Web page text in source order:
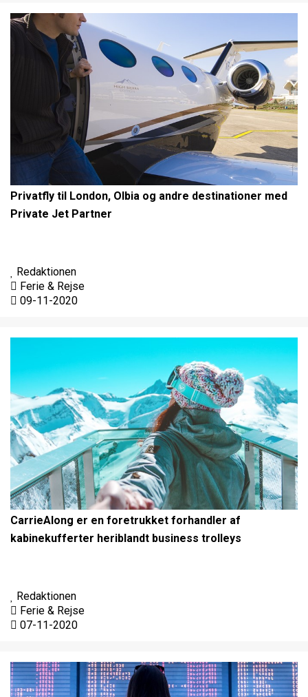
Privatfly til London, Olbia og andre destinationer med
Private Jet Partner
Redaktionen
Ferie & Rejse
09-11-2020
CarrieAlong er en foretrukket forhandler af
kabinekufferter heriblandt business trolleys
Redaktionen
Ferie & Rejse
07-11-2020